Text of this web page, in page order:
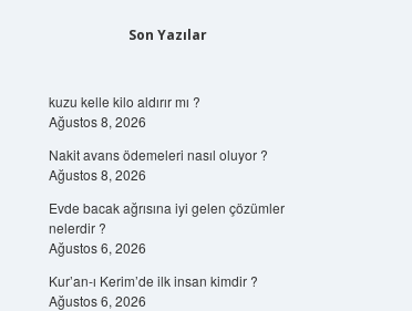
Son Yazılar
kuzu kelle kilo aldırır mı ?
Ağustos 8, 2026
Nakit avans ödemeleri nasıl oluyor ?
Ağustos 8, 2026
Evde bacak ağrısına iyi gelen çözümler
nelerdir ?
Ağustos 6, 2026
Kur’an-ı Kerim’de ilk insan kimdir ?
Ağustos 6, 2026